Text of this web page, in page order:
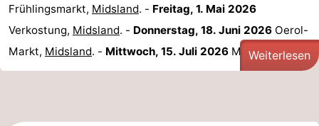
Denkmäler
-
Kirchen
Aussichtspunkte
Attraktionen
Frühlingsmarkt, Midsland. - Freitag, 1. Mai 2026
Verkostung, Midsland. - Donnerstag, 18. Juni 2026 Oerol-
Markt, Midsland. - Mittwoch, 15. Juli 2026 Markt, ...
Weiterlesen